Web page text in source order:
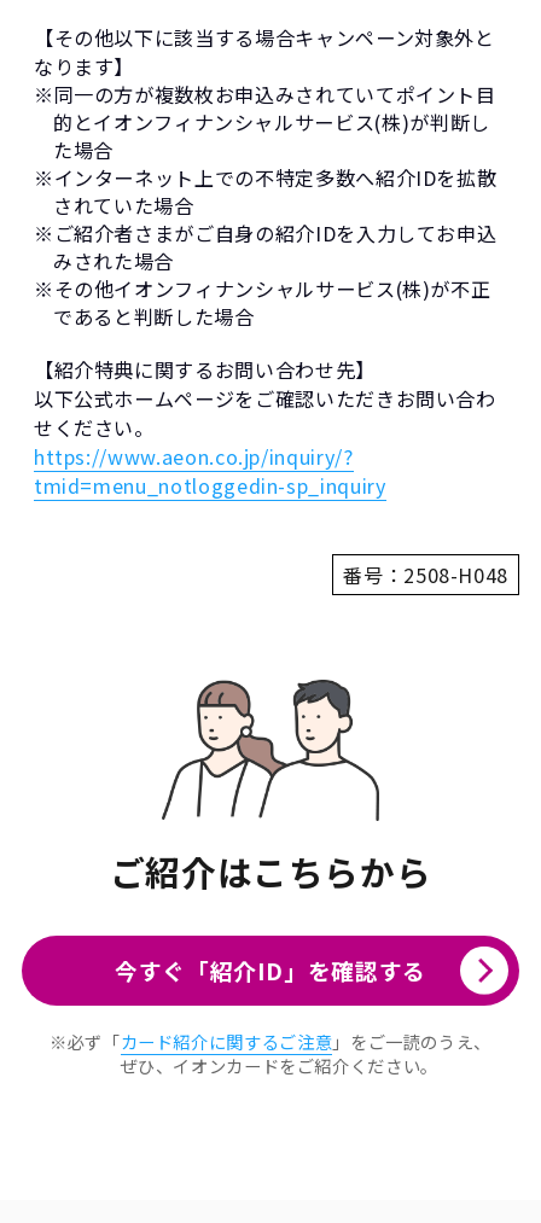
【その他以下に該当する場合キャンペーン対象外と
なります】
※同一の方が複数枚お申込みされていてポイント目
的とイオンフィナンシャルサービス(株)が判断し
た場合
※インターネット上での不特定多数へ紹介IDを拡散
されていた場合
※ご紹介者さまがご自身の紹介IDを入力してお申込
みされた場合
※その他イオンフィナンシャルサービス(株)が不正
であると判断した場合
【紹介特典に関するお問い合わせ先】
以下公式ホームページをご確認いただきお問い合わ
せください。
https://www.aeon.co.jp/inquiry/?
tmid=menu_notloggedin-sp_inquiry
番号：2508-H048
ご紹介はこちらから
今すぐ「紹介ID」を確認する
※必ず「カード紹介に関するご注意」をご一読のうえ、
ぜひ、イオンカードをご紹介ください。